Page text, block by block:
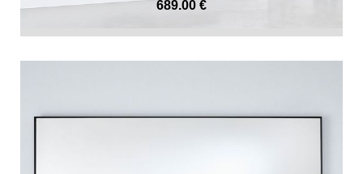
689.00 €